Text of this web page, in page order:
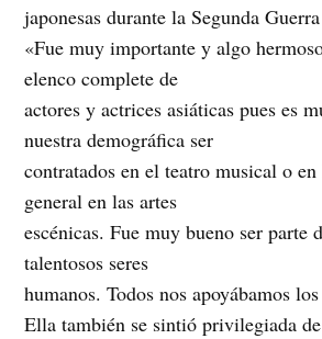
japonesas durante la Segunda
«Fue muy importante y algo
elenco complete de
actores y actrices asiáticas pues es
nuestra demográfica ser
contratados en el teatro musical o
general en las artes
escénicas. Fue muy bueno ser parte
talentosos seres
humanos. Todos nos apoyábamos
Ella también se sintió privilegiada